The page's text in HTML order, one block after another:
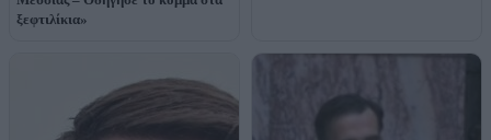
ξεφτιλίκια»